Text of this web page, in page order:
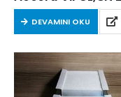
DEVAMINI OKU